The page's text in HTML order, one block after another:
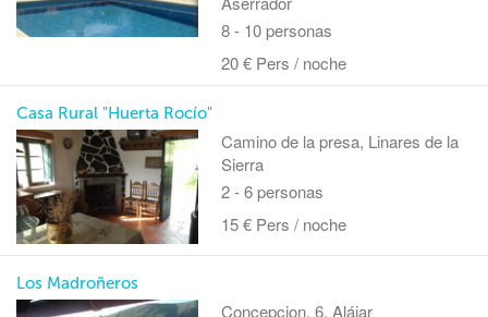
8 - 10 personas
20 € Pers / noche
Casa Rural "Huerta Rocío"
Camino de la presa, Linares de la
Sierra
2 - 6 personas
15 € Pers / noche
Los Madroñeros
Concepcion, 6, Alájar